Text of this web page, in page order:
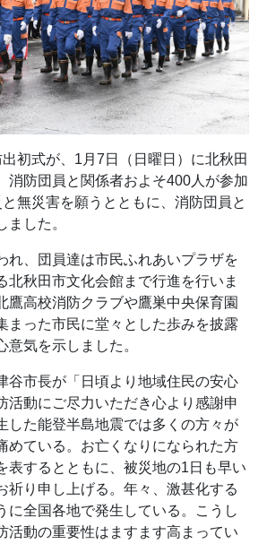
初式が、1月7日（日曜日）に北秋田
消防団員と関係者およそ400人が参加
無災害を願うとともに、消防団員と
ました。
れ、団員達は市民ふれあいプラザを
北秋田市文化会館まで行進を行いま
鷹高校消防クラブや鷹巣中央保育園
まった市民に堂々とした歩みを披露
意気を示しました。
谷市長が「日頃より地域住民の安心
活動にご尽力いただき心より感謝申
した能登半島地震では多くの方々が
めている。お亡くなりになられた方
表するとともに、被災地の1日も早い
祈り申し上げる。年々、激甚化する
に全国各地で発生している。こうし
活動の重要性はますます高まってい